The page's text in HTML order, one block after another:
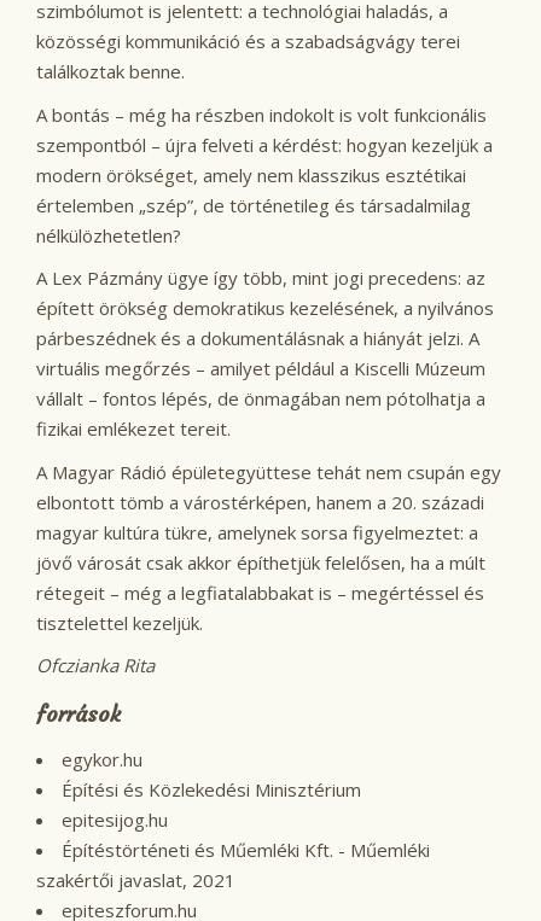
szimbólumot is jelentett: a technológiai haladás, a
közösségi kommunikáció és a szabadságvágy terei
találkoztak benne.
A bontás – még ha részben indokolt is volt funkcionális
szempontból – újra felveti a kérdést: hogyan kezeljük a
modern örökséget, amely nem klasszikus esztétikai
értelemben „szép”, de történetileg és társadalmilag
nélkülözhetetlen?
A Lex Pázmány ügye így több, mint jogi precedens: az
épített örökség demokratikus kezelésének, a nyilvános
párbeszédnek és a dokumentálásnak a hiányát jelzi. A
virtuális megőrzés – amilyet például a Kiscelli Múzeum
vállalt – fontos lépés, de önmagában nem pótolhatja a
fizikai emlékezet tereit.
A Magyar Rádió épületegyüttese tehát nem csupán egy
elbontott tömb a várostérképen, hanem a 20. századi
magyar kultúra tükre, amelynek sorsa figyelmeztet: a
jövő városát csak akkor építhetjük felelősen, ha a múlt
rétegeit – még a legfiatalabbakat is – megértéssel és
tisztelettel kezeljük.
Ofczianka Rita
források
egykor.hu
Építési és Közlekedési Minisztérium
epitesijog.hu
Építéstörténeti és Műemléki Kft. - Műemléki
szakértői javaslat, 2021
epiteszforum.hu